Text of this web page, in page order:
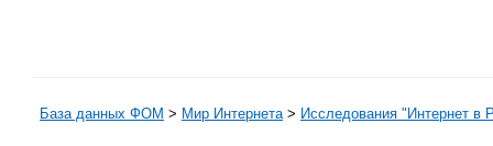
База данных ФОМ > Мир Интернета > Исследования "Интернет в